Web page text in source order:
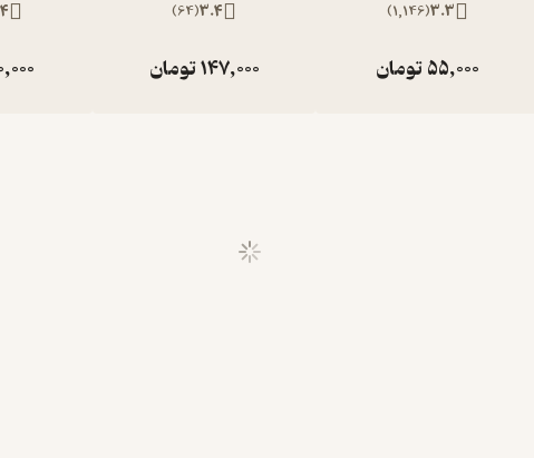
3.3
(
1,146
)
55,000تومان
3.4
(
64
)
147,000تومان